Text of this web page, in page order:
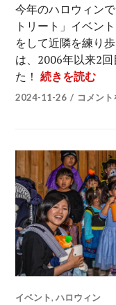
今年のハロウィン
トリート」イベン
をして近隣を練り
は、2006年以来2
た！続きを読む
2024-11-26 コメン
イベント,ハロウィン